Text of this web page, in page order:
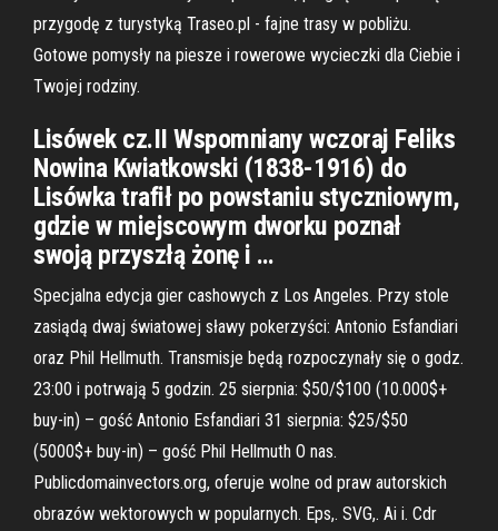
przygodę z turystyką Traseo.pl - fajne trasy w pobliżu.
Gotowe pomysły na piesze i rowerowe wycieczki dla Ciebie i
Twojej rodziny.
Lisówek cz.II Wspomniany wczoraj Feliks
Nowina Kwiatkowski (1838-1916) do
Lisówka trafił po powstaniu styczniowym,
gdzie w miejscowym dworku poznał
swoją przyszłą żonę i …
Specjalna edycja gier cashowych z Los Angeles. Przy stole
zasiądą dwaj światowej sławy pokerzyści: Antonio Esfandiari
oraz Phil Hellmuth. Transmisje będą rozpoczynały się o godz.
23:00 i potrwają 5 godzin. 25 sierpnia: $50/$100 (10.000$+
buy-in) – gość Antonio Esfandiari 31 sierpnia: $25/$50
(5000$+ buy-in) – gość Phil Hellmuth O nas.
Publicdomainvectors.org, oferuje wolne od praw autorskich
obrazów wektorowych w popularnych. Eps,. SVG,. Ai i. Cdr